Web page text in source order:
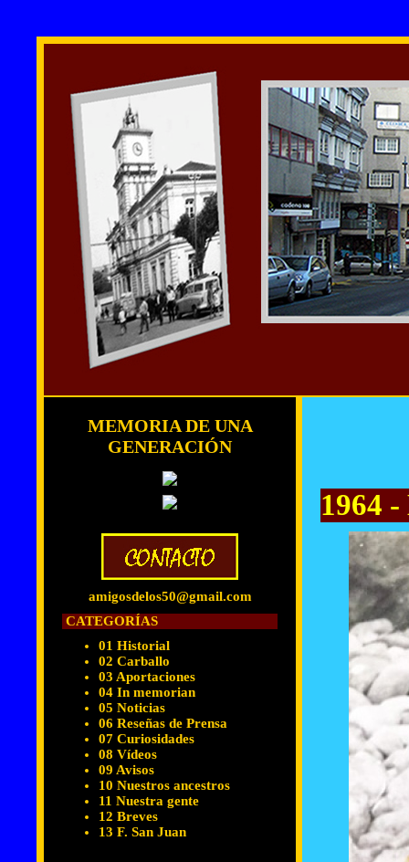
MEMORIA DE UNA
GENERACIÓN
amigosdelos50@gmail.com
CATEGORÍAS
01 Historial
02 Carballo
03 Aportaciones
04 In memorian
05 Noticias
06 Reseñas de Prensa
07 Curiosidades
08 Vídeos
09 Avisos
10 Nuestros ancestros
11 Nuestra gente
12 Breves
13 F. San Juan
1964